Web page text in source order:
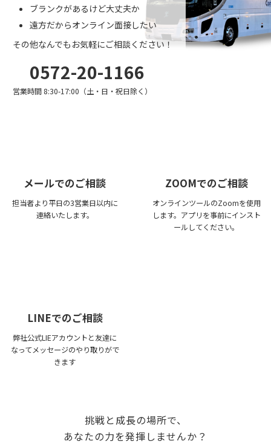
ブランクがあるけど大丈夫か
遠方だからオンライン面接したい
その他なんでもお気軽にご相談ください！
0572-20-1166
営業時間 8:30-17:00（土・日・祝日除く）
メールでのご相談
担当者より平日の3営業日以内に
連絡いたします。
ZOOMでのご相談
オンラインツールのZoomを使用
します。アプリを事前にインスト
ールしてください。
LINEでのご相談
弊社公式LIEアカウントと友達に
なってメッセージのやり取りがで
きます
挑戦と成長の場所で、
あなたの力を発揮しませんか？